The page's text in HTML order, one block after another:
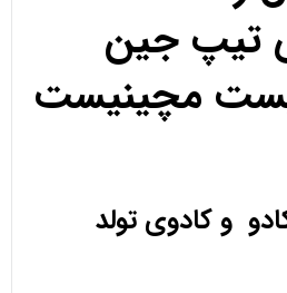
تیپ جین
مچینیست
و کادوی تولد